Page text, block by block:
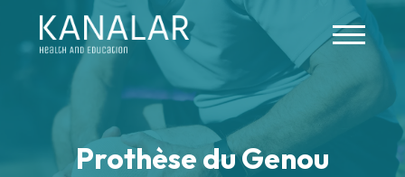
Skip to main content
Prothèse du Genou